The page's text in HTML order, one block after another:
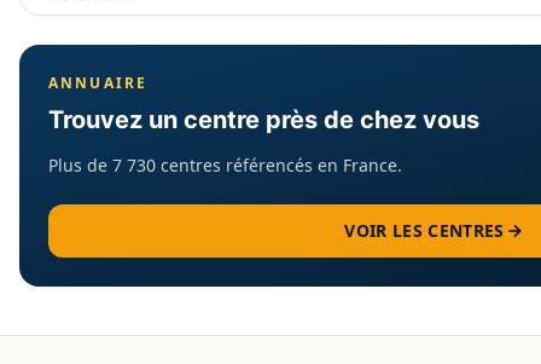
ANNUAIRE
Trouvez un centre près de chez vous
Plus de 7 730 centres référencés en France.
VOIR LES CENTRES